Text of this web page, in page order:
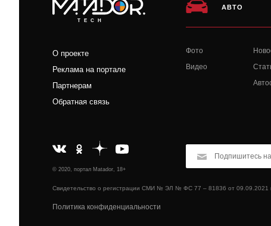
TECH
О проекте
Реклама на портале
Партнерам
Обратная связь
АВТО
Фото
Видео
© 2020, портал Matador, 18+
Свидетельство о регистрации СМИ № ЭЛ № ФС 77 – 81836 от 09.09.2021
Политика конфиденциальности